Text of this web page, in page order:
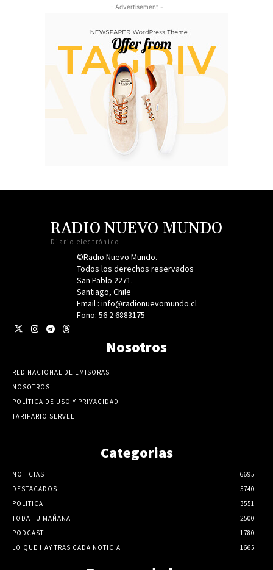
- Advertisement -
RADIO NUEVO MUNDO
Diario electrónico
©Radio Nuevo Mundo.
Todos los derechos reservados
San Pablo 2271.
Santiago, Chile
Email : info@radionuevomundo.cl
Fono: 56 2 6883175
Nosotros
RED NACIONAL DE EMISORAS
NOSOTROS
POLÍTICA DE USO Y PRIVACIDAD
TARIFARIO SERVEL
Categorias
NOTICIAS
6695
DESTACADOS
5740
POLITICA
3551
TODA TU MAÑANA
2500
PODCAST
1780
LO QUE HAY TRAS CADA NOTICIA
1665